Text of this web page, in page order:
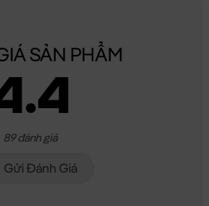
SẢN PHẨM
89 đánh giá
Gửi Đánh Giá